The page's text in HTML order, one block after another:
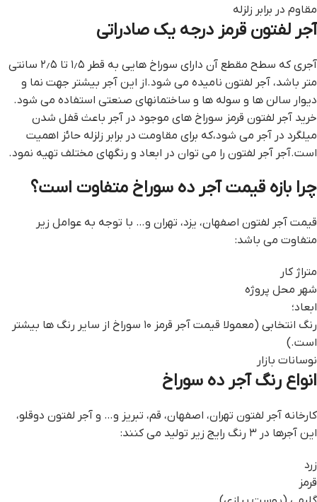
مقاوم در برابر زلزله
آجر لفتون قرمز درجه یک صادراتی
آجری که سطح مقطع آن دارای سوراخ هایی به قطر ۱٫۵ تا ۲٫۵ سانتی
متر باشد، آجر لفتون نامیده می شود.از این آجر بیشتر جهت نما و
دیوار سالن ها و سوله ها و ساختمانهای صنعتی استفاده می شود.
خرید آجر لفتون قرمز سوراخ های موجود در آجر باعث قفل شدن
میلگرد در آجر می شود،که برای مقاومت در برابر زلزله حائز اهمیت
است.آجر آجر لفتون را می توان در ابعاد و رنگهای مختلف تهیه نمود.
چرا بازه قیمت آجر ده سوراخ متفاوت است؟
قیمت آجر لفتون اصفهان، یزد، تهران و… با توجه به عوامل زیر
متفاوت می باشد:
متراژ کار
شهر محل پروژه
ابعاد؛
رنگ انتخابی (معمولا قیمت آجر قرمز ۱۰ سوراخ از سایر رنگ ها بیشتر
است.)
نوسانات بازار
انواع رنگ آجر ده سوراخ
کارخانه آجر لفتون تهران، اصفهان، قم، تبریز و… و آجر لفتون دوقلو،
این آجرها در ۳ رنگ رایج زیر تولید می کنند:
زرد
قرمز